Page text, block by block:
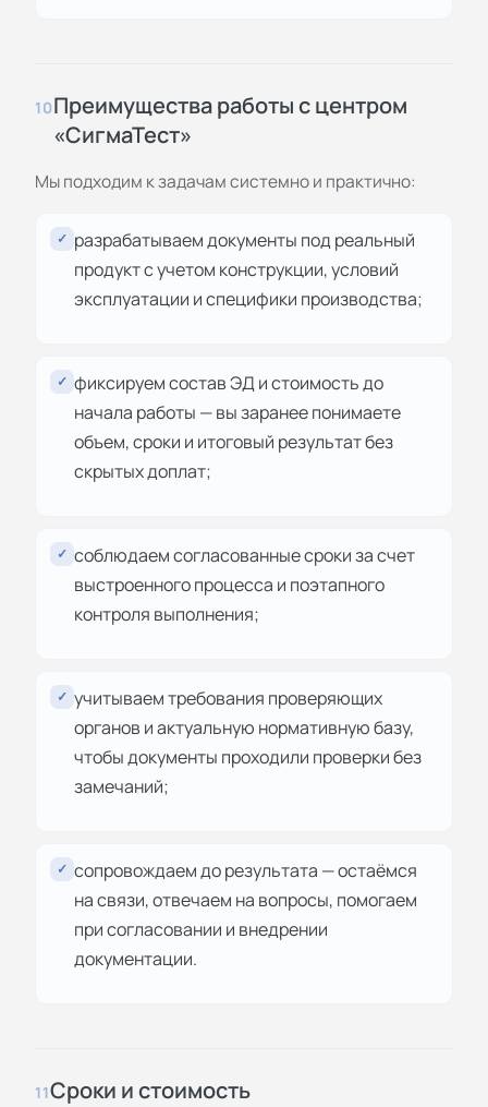
10Преимущества работы с центром
«СигмаТест»
Мы подходим к задачам системно и практично:
✓ разрабатываем документы под реальный
продукт с учетом конструкции, условий
эксплуатации и специфики производства;
✓ фиксируем состав ЭД и стоимость до
начала работы — вы заранее понимаете
объем, сроки и итоговый результат без
скрытых доплат;
✓ соблюдаем согласованные сроки за счет
выстроенного процесса и поэтапного
контроля выполнения;
✓ учитываем требования проверяющих
органов и актуальную нормативную базу,
чтобы документы проходили проверки без
замечаний;
✓ сопровождаем до результата — остаёмся
на связи, отвечаем на вопросы, помогаем
при согласовании и внедрении
документации.
11Сроки и стоимость